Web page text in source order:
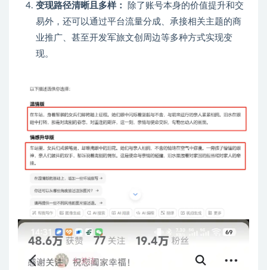
变现路径清晰且多样：
除了账号本身的价值提升和交
易外，还可以通过平台流量分成、承接相关主题的商
业推广、甚至开发军旅文创周边等多种方式实现变
现。